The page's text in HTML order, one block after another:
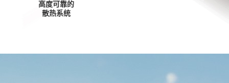
高度可靠的
散热系统